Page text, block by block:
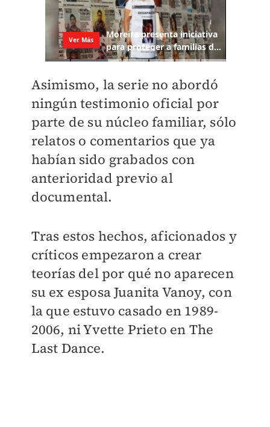
Asimismo, la serie no abordó
ningún testimonio oficial por
parte de su núcleo familiar, sólo
relatos o comentarios que ya
habían sido grabados con
anterioridad previo al
documental.
Tras estos hechos, aficionados y
críticos empezaron a crear
teorías del por qué no aparecen
su ex esposa Juanita Vanoy, con
la que estuvo casado en 1989-
2006, ni Yvette Prieto en The
Last Dance.